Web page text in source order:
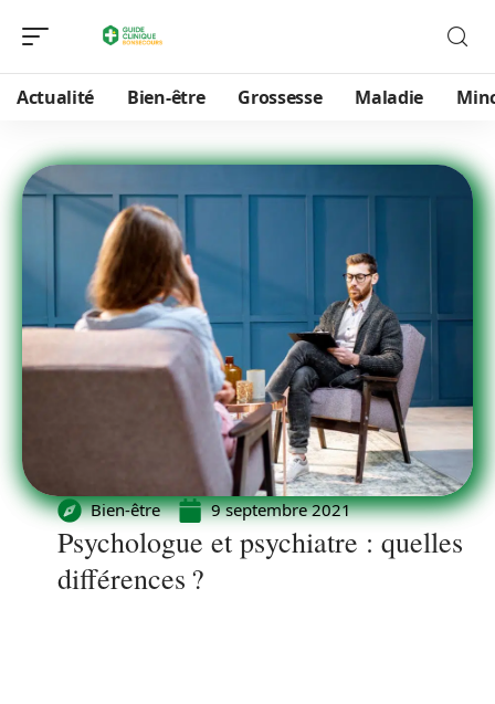
Actualité Bien-être Grossesse Maladie
Bien-être 9 septembre 2021
Psychologue et psychiatre : quelles
différences ?